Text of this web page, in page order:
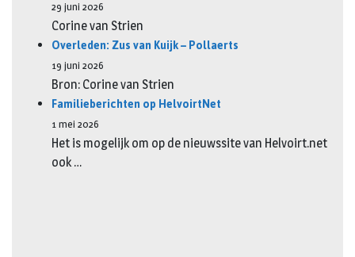
29 juni 2026
Corine van Strien
Overleden: Zus van Kuijk – Pollaerts
19 juni 2026
Bron: Corine van Strien
Familieberichten op HelvoirtNet
1 mei 2026
Het is mogelijk om op de nieuwssite van Helvoirt.net
ook …